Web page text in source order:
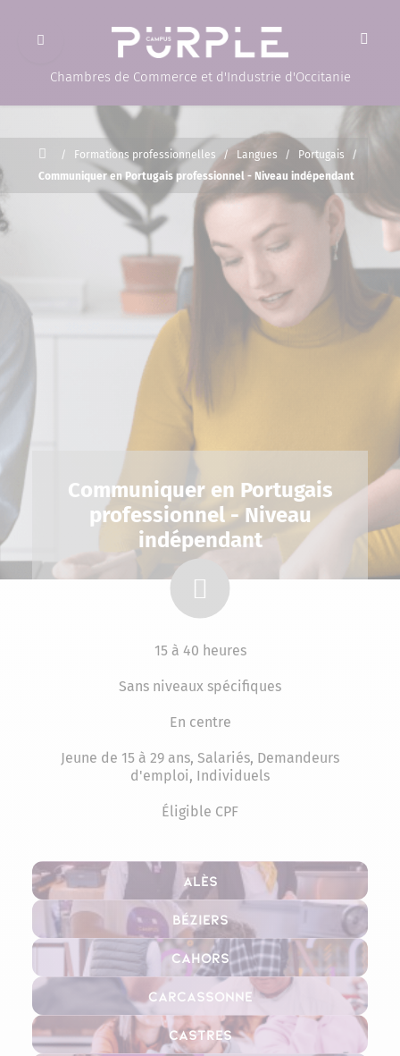
Ouvrir le menu
Chambres de Commerce et d'Industrie d'Occitanie
Accueil
/ Formations professionnelles / Langues / Portugais
/
Communiquer en Portugais professionnel - Niveau indépendant
Communiquer en Portugais
professionnel - Niveau
indépendant
15 à 40 heures
Sans niveaux spécifiques
En centre
Jeune de 15 à 29 ans, Salariés, Demandeurs
d'emploi, Individuels
Éligible CPF
Alès
Béziers
Cahors
Carcassonne
Castres